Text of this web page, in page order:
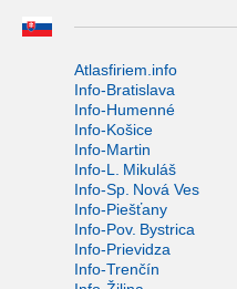
Atlasfiriem.info
Info-Bratislava
Info-Humenné
Info-Košice
Info-Martin
Info-L. Mikuláš
Info-Sp. Nová Ves
Info-Piešťany
Info-Pov. Bystrica
Info-Prievidza
Info-Trenčín